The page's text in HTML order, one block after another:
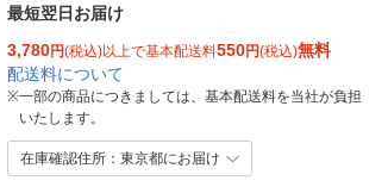
最短翌日お届け
3,780円(税込)以上で基本配送料550円(税込)無料
配送料について
※一部の商品につきましては、基本配送料を当社が負担
いたします。
在庫確認住所：東京都にお届け